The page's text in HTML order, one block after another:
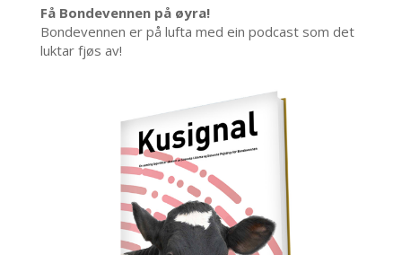
Få Bondevennen på øyra!
Bondevennen er på lufta med ein podcast som det
luktar fjøs av!